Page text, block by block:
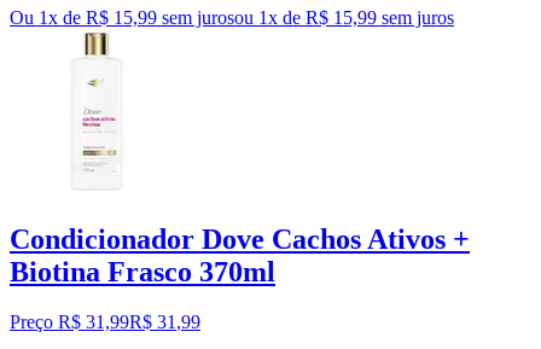
Ou 1x de R$ 15,99 sem jurosou 1x de R$ 15,99 sem juros
Condicionador Dove Cachos Ativos +
Biotina Frasco 370ml
Preço R$ 31,99R$ 31,99